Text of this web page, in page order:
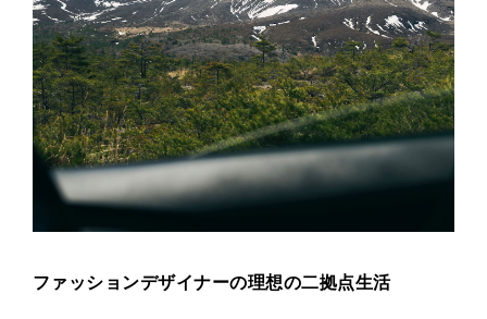
ファッションデザイナーの理想の二拠点生活